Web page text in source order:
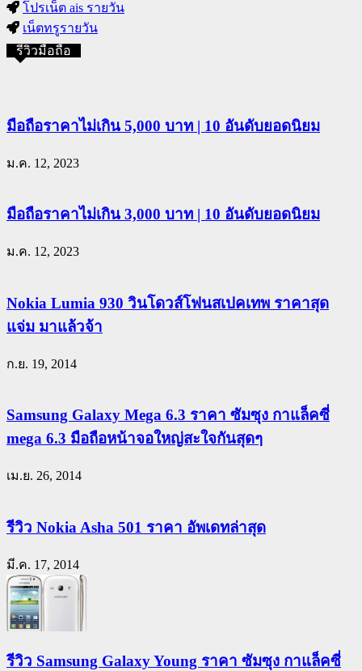
โปรเน็ต ais รายวัน
เน็ตทรูรายวัน
รีวิวมือถือ
มือถือราคาไม่เกิน 5,000 บาท | 10 อันดับยอดนิยม
ม.ค. 12, 2023
มือถือราคาไม่เกิน 3,000 บาท | 10 อันดับยอดนิยม
ม.ค. 12, 2023
Nokia Lumia 930 วินโดวส์โฟนสเปคเทพ ราคาสุด
แจ่ม มาแล้วจ้า
ก.ย. 19, 2014
Samsung Galaxy Mega 6.3 ราคา ซัมซุง กาแล็คซี่
mega 6.3 มือถือหน้าจอใหญ่สะใจกันสุดๆ
เม.ย. 26, 2014
รีวิว Nokia Asha 501 ราคา อัพเดทล่าสุด
มี.ค. 17, 2014
รีวิว Samsung Galaxy Young ราคา ซัมซุง กาแล็คซี่